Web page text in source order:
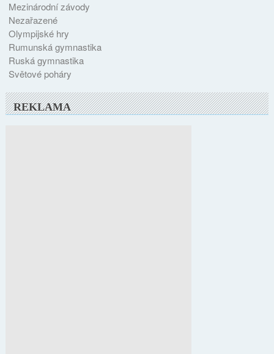
Mezinárodní závody
Nezařazené
Olympijské hry
Rumunská gymnastika
Ruská gymnastika
Světové poháry
REKLAMA